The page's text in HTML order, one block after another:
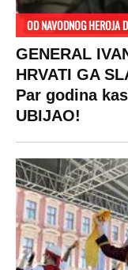
OD NAVODNOG HEROJA
GENERAL
HRVATI GA
Par godina
UBIJAO!